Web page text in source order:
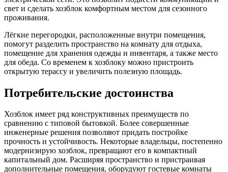
свет и сделать хозблок комфортным местом для сезонного
проживания.
Лёгкие перегородки, расположенные внутри помещения,
помогут разделить пространство на комнату для отдыха,
помещение для хранения одежды и инвентаря, а также место
для обеда. Со временем к хозблоку можно пристроить
открытую терассу и увеличить полезную площадь.
Потребительские достоинства
Хозблок имеет ряд конструктивных преимуществ по
сравнению с типовой бытовкой. Более совершенные
инженерные решения позволяют придать постройке
прочность и устойчивость. Некоторые владельцы, постепенно
модернизирую хозблок, превращают его в компактный
капитальный дом. Расширяя пространство и пристраивая
дополнительные помещения, оборудуют гостевые комнаты